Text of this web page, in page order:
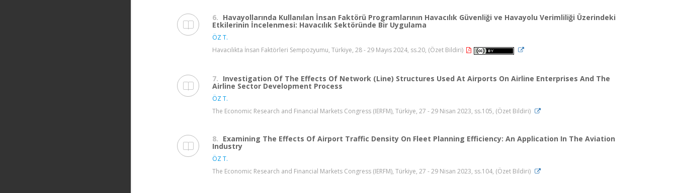
6. Havayollarında Kullanılan İnsan Faktörü Programlarının Havacılık Güvenliği ve Havayolu Verimliliği Üzerindeki
Etkilerinin İncelenmesi: Havacılık Sektöründe Bir Uygulama
ÖZ T.
Havacılıkta İnsan Faktörleri Sempozyumu, Türkiye, 28 - 29 Mayıs 2024, ss.20, (Özet Bildiri)
7. Investigation Of The Effects Of Network (Line) Structures Used At Airports On Airline Enterprises And The
Airline Sector Development Process
ÖZ T.
The Economic Research and Financial Markets Congress (IERFM), Türkiye, 27 - 29 Nisan 2023, ss.105, (Özet Bildiri)
8. Examining The Effects Of Airport Traffic Density On Fleet Planning Efficiency: An Application In The Aviation
Industry
ÖZ T.
The Economic Research and Financial Markets Congress (IERFM), Türkiye, 27 - 29 Nisan 2023, ss.104, (Özet Bildiri)